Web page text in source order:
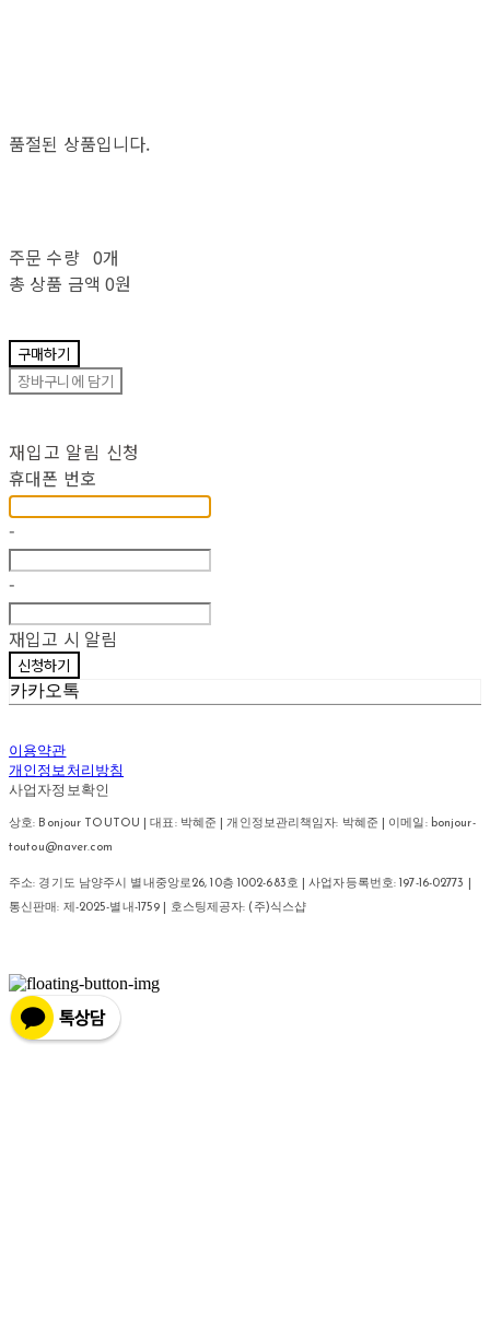
품절된 상품입니다.
주문 수량 0개
총 상품 금액 0원
구매하기
장바구니에 담기
재입고 알림 신청
휴대폰 번호
-
-
재입고 시 알림
신청하기
카카오톡
이용약관
개인정보처리방침
사업자정보확인
상호: Bonjour TOUTOU | 대표: 박혜준 | 개인정보관리책임자: 박혜준 | 이메일: bonjour-
toutou@naver.com
주소: 경기도 남양주시 별내중앙로26, 10층 1002-683호 | 사업자등록번호: 197-16-02773
통신판매: 제-2025-별내-1759 | 호스팅제공자: (주)식스샵